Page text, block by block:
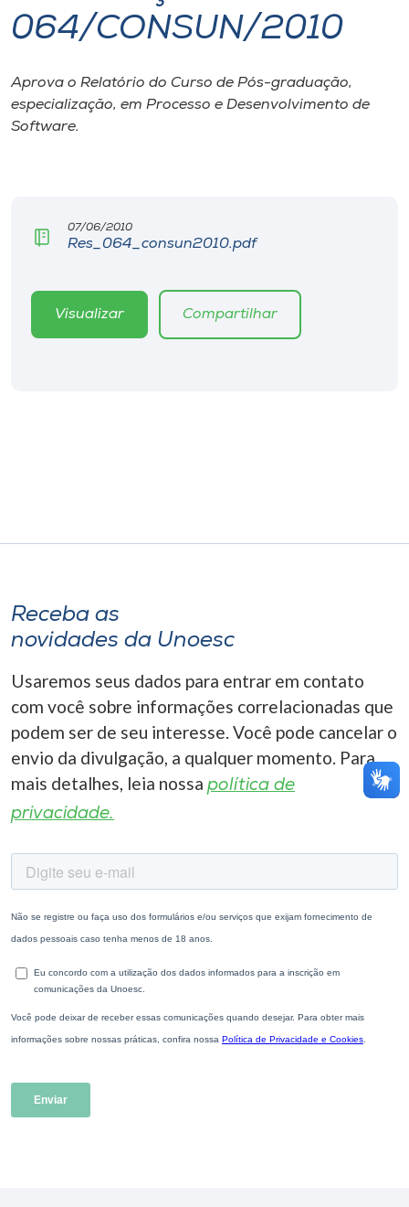
I.nova
Diplomados
Editora
A+
064/CONSUN/2010
Aprova o Relatório do Curso de Pós-graduação,
especialização, em Processo e Desenvolvimento de
Software.
07/06/2010
Res_064_consun2010.pdf
Visualizar Compartilhar
Receba as
novidades da Unoesc
Usaremos seus dados para entrar em contato
com você sobre informações correlacionadas que
podem ser de seu interesse. Você pode cancelar o
envio da divulgação, a qualquer momento. Para
mais detalhes, leia nossa política de
privacidade.